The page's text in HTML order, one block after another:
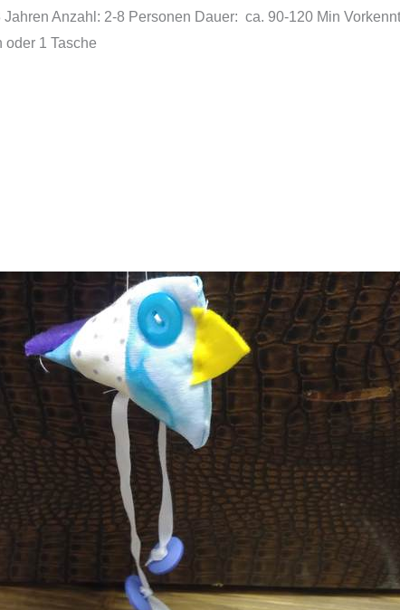
Anzahl: 2-8 Personen Dauer: ca. 90-120 Min
oder 1 Tasche